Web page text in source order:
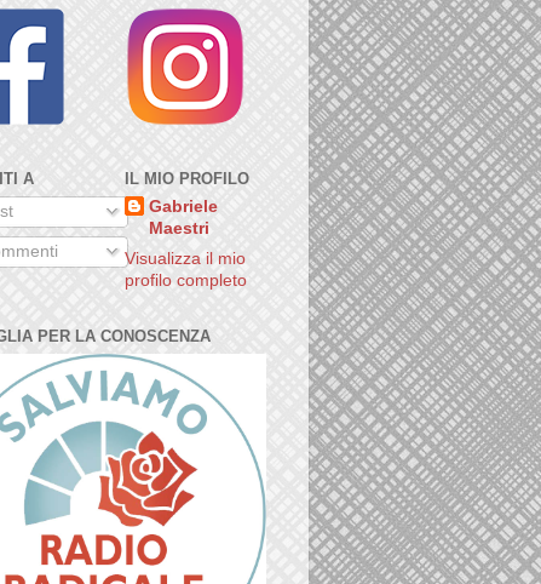
A
IL MIO PROFILO
Gabriele
Maestri
Visualizza il mio
profilo completo
PER LA CONOSCENZA